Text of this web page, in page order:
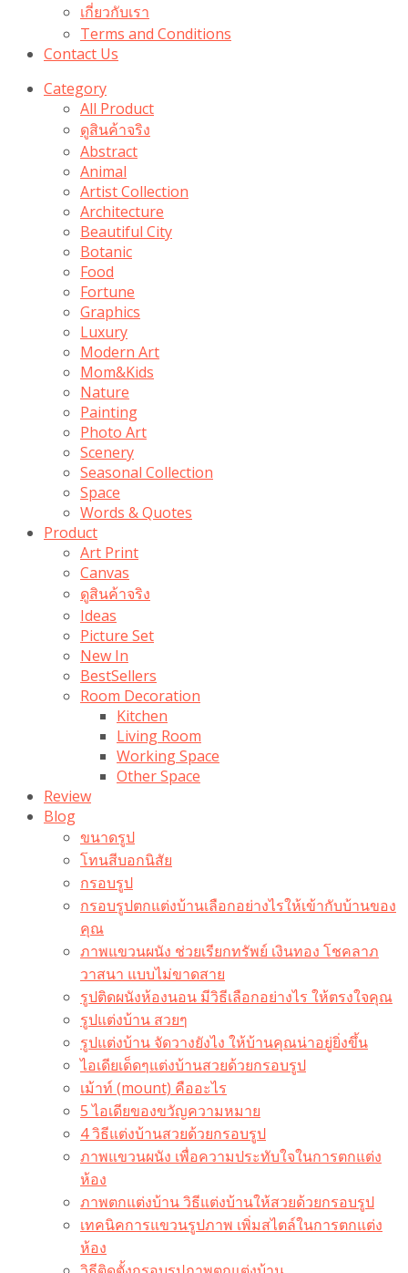
เกี่ยวกับเรา
Terms and Conditions
Contact Us
Category
All Product
ดูสินค้าจริง
Abstract
Animal
Artist Collection
Architecture
Beautiful City
Botanic
Food
Fortune
Graphics
Luxury
Modern Art
Mom&Kids
Nature
Painting
Photo Art
Scenery
Seasonal Collection
Space
Words & Quotes
Product
Art Print
Canvas
ดูสินค้าจริง
Ideas
Picture Set
New In
BestSellers
Room Decoration
Kitchen
Living Room
Working Space
Other Space
Review
Blog
ขนาดรูป
โทนสีบอกนิสัย
กรอบรูป
กรอบรูปตกแต่งบ้านเลือกอย่างไรให้เข้ากับบ้านของ
คุณ
ภาพแขวนผนัง ช่วยเรียกทรัพย์ เงินทอง โชคลาภ
วาสนา แบบไม่ขาดสาย
รูปติดผนังห้องนอน มีวิธีเลือกอย่างไร ให้ตรงใจคุณ
รูปแต่งบ้าน สวยๆ
รูปแต่งบ้าน จัดวางยังไง ให้บ้านคุณน่าอยู่ยิ่งขึ้น
ไอเดียเด็ดๆแต่งบ้านสวยด้วยกรอบรูป
เม้าท์ (mount) คืออะไร​
5 ไอเดียของขวัญความหมาย
4 วิธีแต่งบ้านสวยด้วยกรอบรูป
ภาพแขวนผนัง เพื่อความประทับใจในการตกแต่ง
ห้อง
ภาพตกแต่งบ้าน วิธีแต่งบ้านให้สวยด้วยกรอบรูป
เทคนิคการแขวนรูปภาพ เพิ่มสไตล์ในการตกแต่ง
ห้อง